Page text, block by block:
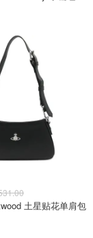
土星贴花单肩包